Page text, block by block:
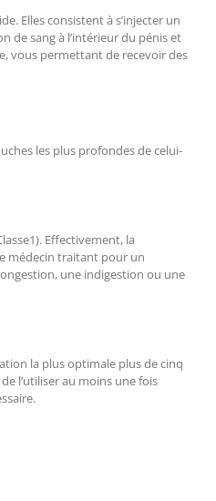
Elles consistent à s’injecter un
de sang à l’intérieur du pénis et
vous permettant de recevoir des
les plus profondes de celui-
Effectivement, la
médecin traitant pour un
une indigestion ou une
la plus optimale plus de cinq
l’utiliser au moins une fois